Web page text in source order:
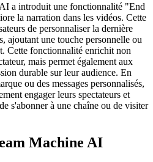
a introduit une fonctionnalité "End
la narration dans les vidéos. Cette
de personnaliser la dernière
ajoutant une touche personnelle ou
Cette fonctionnalité enrichit non
mais permet également aux
durable sur leur audience. En
ou des messages personnalisés,
engager leurs spectateurs et
s'abonner à une chaîne ou de visiter
Machine AI